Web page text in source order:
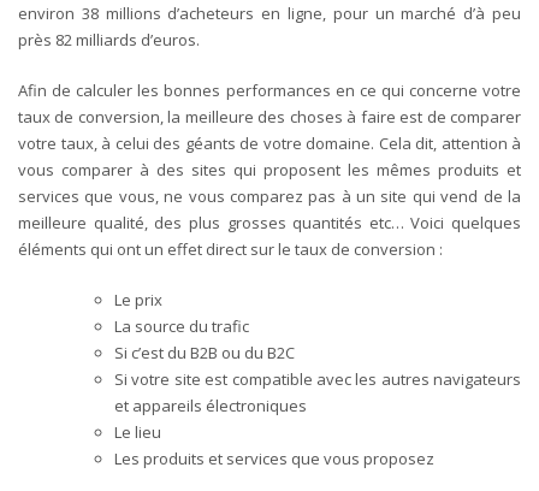
environ 38 millions d’acheteurs en ligne, pour un marché d’à peu
près 82 milliards d’euros.
Afin de calculer les bonnes performances en ce qui concerne votre
taux de conversion, la meilleure des choses à faire est de comparer
votre taux, à celui des géants de votre domaine. Cela dit, attention à
vous comparer à des sites qui proposent les mêmes produits et
services que vous, ne vous comparez pas à un site qui vend de la
meilleure qualité, des plus grosses quantités etc… Voici quelques
éléments qui ont un effet direct sur le taux de conversion :
Le prix
La source du trafic
Si c’est du B2B ou du B2C
Si votre site est compatible avec les autres navigateurs
et appareils électroniques
Le lieu
Les produits et services que vous proposez